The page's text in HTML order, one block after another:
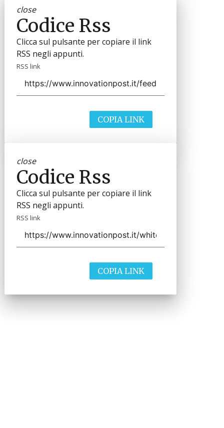
close
Codice Rss
Clicca sul pulsante per copiare il link
RSS negli appunti.
RSS link
COPIA LINK
close
Codice Rss
Clicca sul pulsante per copiare il link
RSS negli appunti.
RSS link
COPIA LINK